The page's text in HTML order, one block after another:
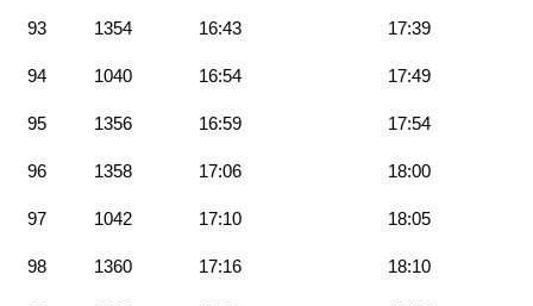
93 1354 16:43 17:39
94 1040 16:54 17:49
95 1356 16:59 17:54
96 1358 17:06 18:00
97 1042 17:10 18:05
98 1360 17:16 18:10